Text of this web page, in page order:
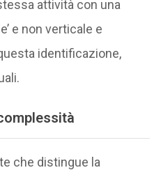
attività con una
e non verticale e
identificazione,
che distingue la